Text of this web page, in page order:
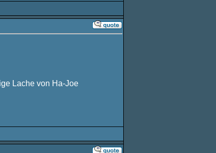
Lache von Ha-Joe